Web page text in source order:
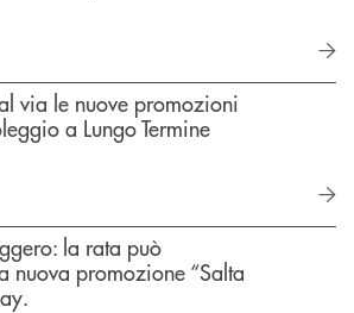
via le nuove promozioni
a Lungo Termine
la rata può
nuova promozione “Salta